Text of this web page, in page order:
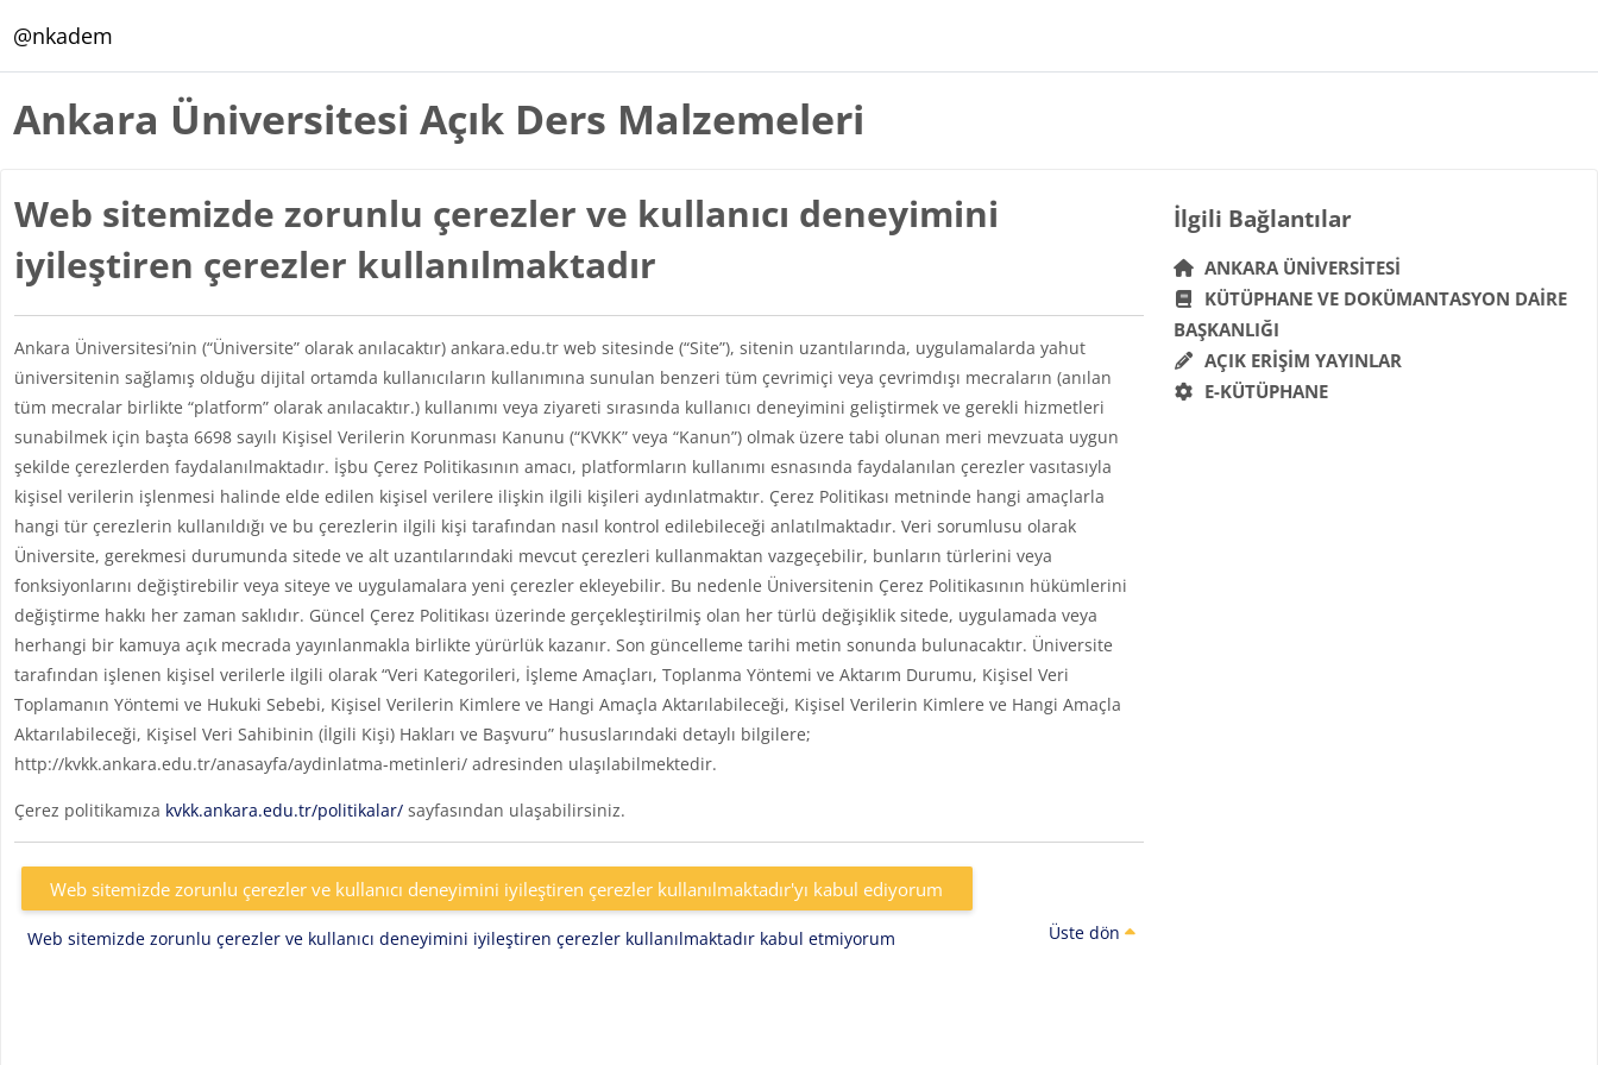
@nkadem
Ankara Üniversitesi Açık Ders Malzemeleri
Web sitemizde zorunlu çerezler ve kullanıcı deneyimini
iyileştiren çerezler kullanılmaktadır
Ankara Üniversitesi’nin (“Üniversite” olarak anılacaktır) ankara.edu.tr web sitesinde (“Site”), sitenin uzantılarında, uygulamalarda yahut
üniversitenin sağlamış olduğu dijital ortamda kullanıcıların kullanımına sunulan benzeri tüm çevrimiçi veya çevrimdışı mecraların (anılan
tüm mecralar birlikte “platform” olarak anılacaktır.) kullanımı veya ziyareti sırasında kullanıcı deneyimini geliştirmek ve gerekli hizmetleri
sunabilmek için başta 6698 sayılı Kişisel Verilerin Korunması Kanunu (“KVKK” veya “Kanun”) olmak üzere tabi olunan meri mevzuata uygun
şekilde çerezlerden faydalanılmaktadır. İşbu Çerez Politikasının amacı, platformların kullanımı esnasında faydalanılan çerezler vasıtasıyla
kişisel verilerin işlenmesi halinde elde edilen kişisel verilere ilişkin ilgili kişileri aydınlatmaktır. Çerez Politikası metninde hangi amaçlarla
hangi tür çerezlerin kullanıldığı ve bu çerezlerin ilgili kişi tarafından nasıl kontrol edilebileceği anlatılmaktadır. Veri sorumlusu olarak
Üniversite, gerekmesi durumunda sitede ve alt uzantılarındaki mevcut çerezleri kullanmaktan vazgeçebilir, bunların türlerini veya
fonksiyonlarını değiştirebilir veya siteye ve uygulamalara yeni çerezler ekleyebilir. Bu nedenle Üniversitenin Çerez Politikasının hükümlerini
değiştirme hakkı her zaman saklıdır. Güncel Çerez Politikası üzerinde gerçekleştirilmiş olan her türlü değişiklik sitede, uygulamada veya
herhangi bir kamuya açık mecrada yayınlanmakla birlikte yürürlük kazanır. Son güncelleme tarihi metin sonunda bulunacaktır. Üniversite
tarafından işlenen kişisel verilerle ilgili olarak “Veri Kategorileri, İşleme Amaçları, Toplanma Yöntemi ve Aktarım Durumu, Kişisel Veri
Toplamanın Yöntemi ve Hukuki Sebebi, Kişisel Verilerin Kimlere ve Hangi Amaçla Aktarılabileceği, Kişisel Verilerin Kimlere ve Hangi Amaçla
Aktarılabileceği, Kişisel Veri Sahibinin (İlgili Kişi) Hakları ve Başvuru” hususlarındaki detaylı bilgilere;
http://kvkk.ankara.edu.tr/anasayfa/aydinlatma-metinleri/ adresinden ulaşılabilmektedir.
Çerez politikamıza kvkk.ankara.edu.tr/politikalar/sayfasından ulaşabilirsiniz.
Web sitemizde zorunlu çerezler ve kullanıcı deneyimini iyileştiren çerezler kullanılmaktadır'yı kabul ediyorum
Web sitemizde zorunlu çerezler ve kullanıcı deneyimini iyileştiren çerezler kullanılmaktadır kabul etmiyorum Üste dön
Bloklar
İlgili Bağlantılar 'yı atla
İlgili Bağlantılar
ANKARA ÜNIVERSITESI
KÜTÜPHANE VE DOKÜMANTASYON DAIRE
BAŞKANLIĞI
AÇIK ERIŞIM YAYINLAR
E-KÜTÜPHANE